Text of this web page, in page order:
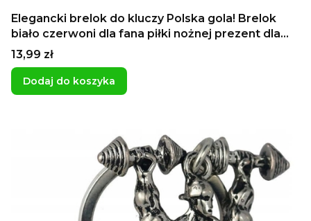
Elegancki brelok do kluczy Polska gola! Brelok
biało czerwoni dla fana piłki nożnej prezent dla
chłopaka fana polskiej reprezentacji
Cena
13,99 zł
Dodaj do koszyka